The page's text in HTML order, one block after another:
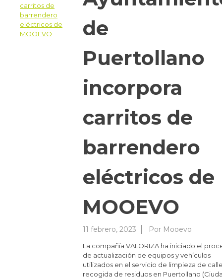
de
Puertollano
incorpora
carritos de
barrendero
eléctricos de
MOOEVO
11 febrero, 2023 Por Mooevo
La compañía VALORIZA ha iniciado el
de actualización de equipos y vehículos
utilizados en el servicio de limpieza de
recogida de residuos en Puertollano